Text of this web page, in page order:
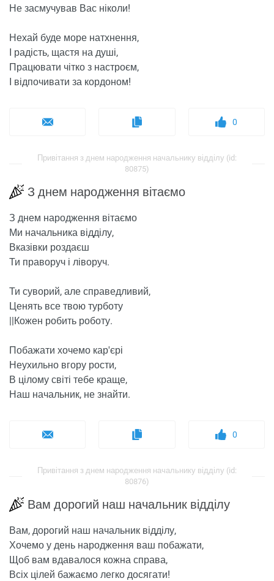
Не засмучував Вас ніколи!
Нехай буде море натхнення,
І радість, щастя на душі,
Працювати чітко з настроєм,
І відпочивати за кордоном!
0
Привітання з днем ​​народження начальнику відділу (id:
80875)
З днем ​​народження вітаємо
З днем ​​народження вітаємо
Ми начальника відділу,
Вказівки роздаєш
Ти праворуч і ліворуч.
Ти суворий, але справедливий,
Ценять все твою турботу
||Кожен робить роботу.
Побажати хочемо кар'єрі
Неухильно вгору рости,
В цілому світі тебе краще,
Наш начальник, не знайти.
0
Привітання з днем ​​народження начальнику відділу (id:
80876)
Вам дорогий наш начальник відділу
Вам, дорогий наш начальник відділу,
Хочемо у день народження ваш побажати,
Щоб вам вдавалося кожна справа,
Всіх цілей бажаємо легко досягати!